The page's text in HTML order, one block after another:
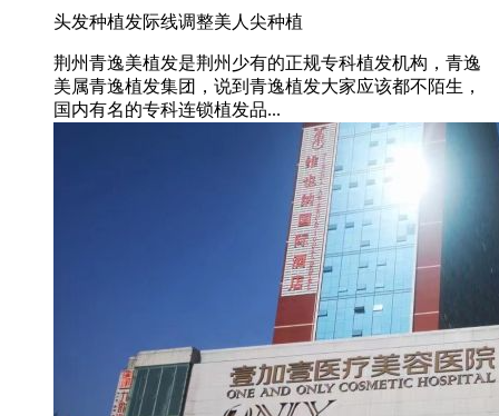
头发种植发际线调整美人尖种植
荆州青逸美植发是荆州少有的正规专科植发机构，青逸
美属青逸植发集团，说到青逸植发大家应该都不陌生，
国内有名的专科连锁植发品...